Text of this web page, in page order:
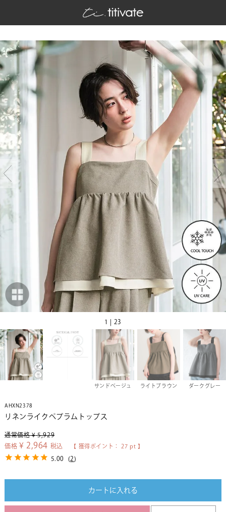
1 | 23
サンドベージュ ライトブラウン ダークグレー
AHXN2378
リネンライクペプラムトップス
通常価格 ¥ 5,929
価格 ¥ 2,964 税込 【 獲得ポイント： 27 pt 】
5.00 (2)
カートに入れる